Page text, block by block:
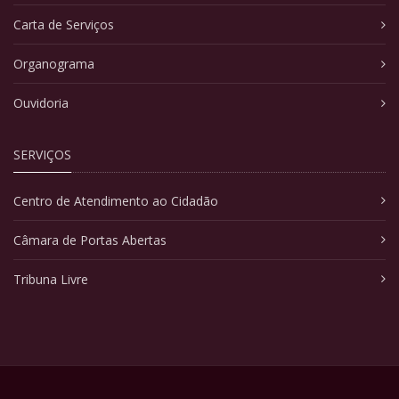
Carta de Serviços
Organograma
Ouvidoria
SERVIÇOS
Centro de Atendimento ao Cidadão
Câmara de Portas Abertas
Tribuna Livre